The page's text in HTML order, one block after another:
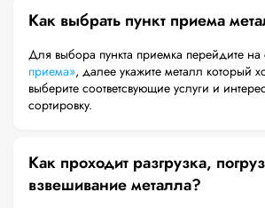
Как выбрать пункт приема
Для выбора пункта приемка перейдите на
приема», далее укажите металл который
выберите соответсвующие услуги и интересующую Вас
сортировку.
Как проходит разгрузка,
взвешивание металла?